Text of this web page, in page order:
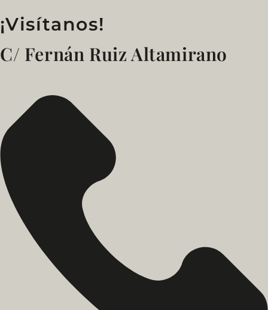
¡Visítanos!
C/ Fernán Ruiz Altamirano